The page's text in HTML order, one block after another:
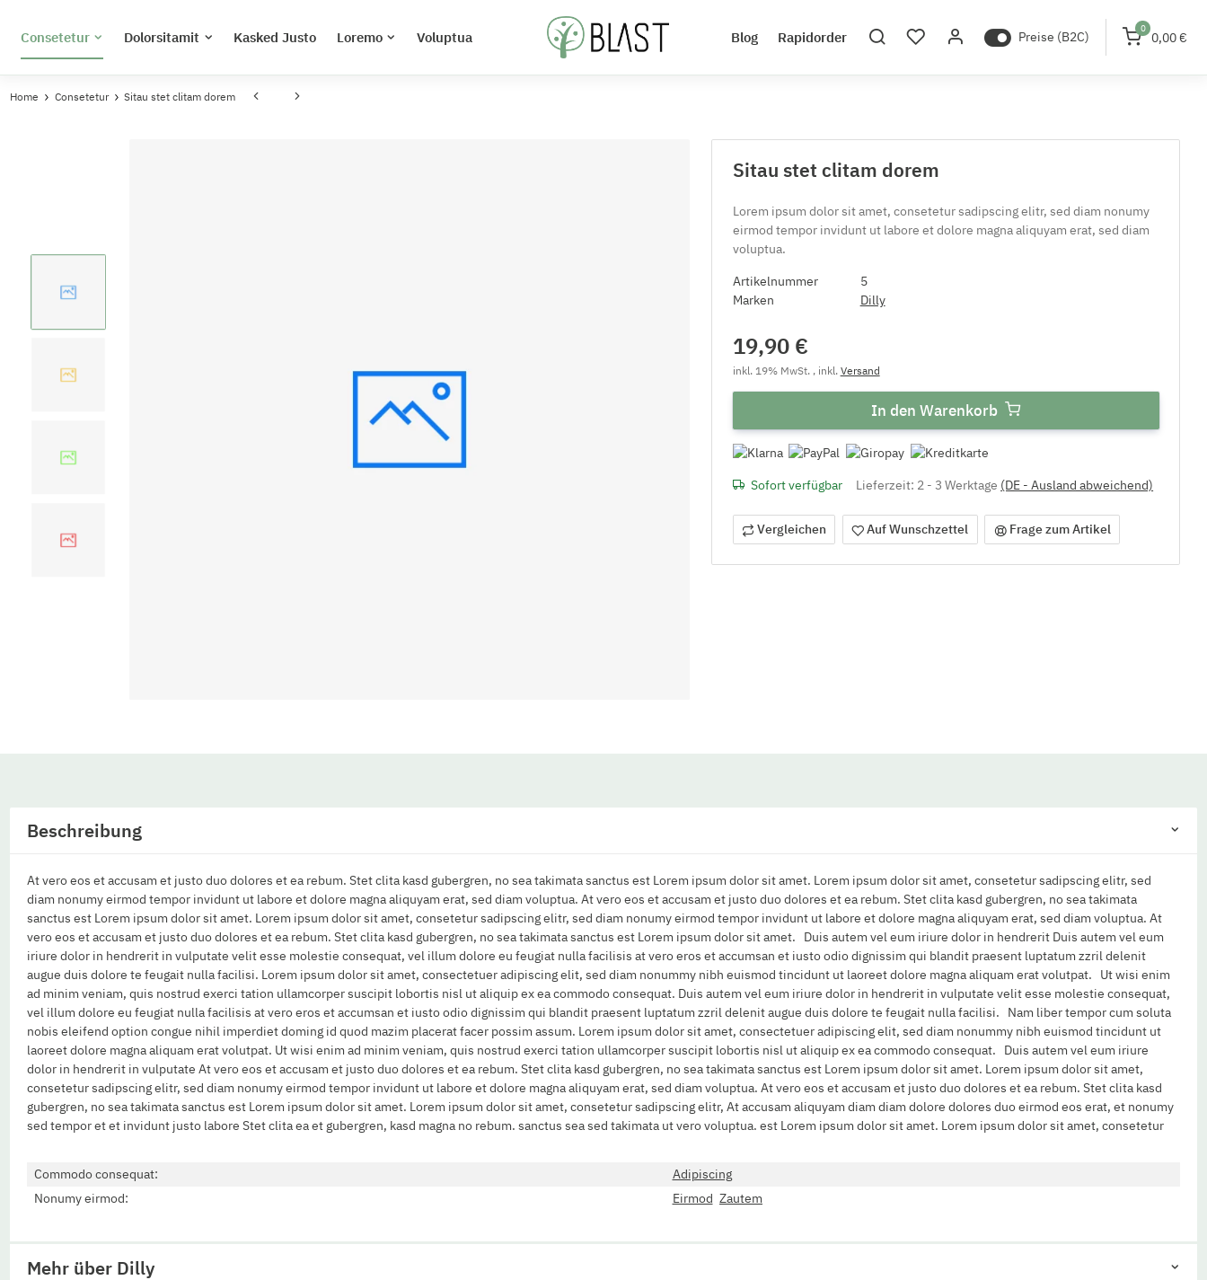
Blog Rapidorder Preise (B2C)
0
0,00 €
Consetetur Dolorsitamit Kasked Justo Loremo Voluptua
Home Consetetur Sitau stet clitam dorem
Sitau stet clitam dorem
Lorem ipsum dolor sit amet, consetetur sadipscing elitr, sed diam nonumy
eirmod tempor invidunt ut labore et dolore magna aliquyam erat, sed diam
voluptua.
Artikelnummer
5
Marken
Dilly
19,90 €
inkl. 19% MwSt. , inkl.Versand
In den Warenkorb
Sofort verfügbar Lieferzeit: 2 - 3 Werktage (DE - Ausland abweichend)
Vergleichen Auf Wunschzettel Frage zum Artikel
Beschreibung
At vero eos et accusam et justo duo dolores et ea rebum. Stet clita kasd gubergren, no sea takimata sanctus est Lorem ipsum dolor sit amet. Lorem ipsum dolor sit amet, consetetur sadipscing elitr, sed
diam nonumy eirmod tempor invidunt ut labore et dolore magna aliquyam erat, sed diam voluptua. At vero eos et accusam et justo duo dolores et ea rebum. Stet clita kasd gubergren, no sea takimata
sanctus est Lorem ipsum dolor sit amet. Lorem ipsum dolor sit amet, consetetur sadipscing elitr, sed diam nonumy eirmod tempor invidunt ut labore et dolore magna aliquyam erat, sed diam voluptua. At
vero eos et accusam et justo duo dolores et ea rebum. Stet clita kasd gubergren, no sea takimata sanctus est Lorem ipsum dolor sit amet. Duis autem vel eum iriure dolor in hendrerit Duis autem vel eum
iriure dolor in hendrerit in vulputate velit esse molestie consequat, vel illum dolore eu feugiat nulla facilisis at vero eros et accumsan et iusto odio dignissim qui blandit praesent luptatum zzril delenit
augue duis dolore te feugait nulla facilisi. Lorem ipsum dolor sit amet, consectetuer adipiscing elit, sed diam nonummy nibh euismod tincidunt ut laoreet dolore magna aliquam erat volutpat. Ut wisi enim
ad minim veniam, quis nostrud exerci tation ullamcorper suscipit lobortis nisl ut aliquip ex ea commodo consequat. Duis autem vel eum iriure dolor in hendrerit in vulputate velit esse molestie consequat,
vel illum dolore eu feugiat nulla facilisis at vero eros et accumsan et iusto odio dignissim qui blandit praesent luptatum zzril delenit augue duis dolore te feugait nulla facilisi. Nam liber tempor cum soluta
nobis eleifend option congue nihil imperdiet doming id quod mazim placerat facer possim assum. Lorem ipsum dolor sit amet, consectetuer adipiscing elit, sed diam nonummy nibh euismod tincidunt ut
laoreet dolore magna aliquam erat volutpat. Ut wisi enim ad minim veniam, quis nostrud exerci tation ullamcorper suscipit lobortis nisl ut aliquip ex ea commodo consequat. Duis autem vel eum iriure
dolor in hendrerit in vulputate At vero eos et accusam et justo duo dolores et ea rebum. Stet clita kasd gubergren, no sea takimata sanctus est Lorem ipsum dolor sit amet. Lorem ipsum dolor sit amet,
consetetur sadipscing elitr, sed diam nonumy eirmod tempor invidunt ut labore et dolore magna aliquyam erat, sed diam voluptua. At vero eos et accusam et justo duo dolores et ea rebum. Stet clita kasd
gubergren, no sea takimata sanctus est Lorem ipsum dolor sit amet. Lorem ipsum dolor sit amet, consetetur sadipscing elitr, At accusam aliquyam diam diam dolore dolores duo eirmod eos erat, et nonumy
sed tempor et et invidunt justo labore Stet clita ea et gubergren, kasd magna no rebum. sanctus sea sed takimata ut vero voluptua. est Lorem ipsum dolor sit amet. Lorem ipsum dolor sit amet, consetetur
Commodo consequat:
Adipiscing
Nonumy eirmod:
Eirmod Zautem
Mehr über Dilly